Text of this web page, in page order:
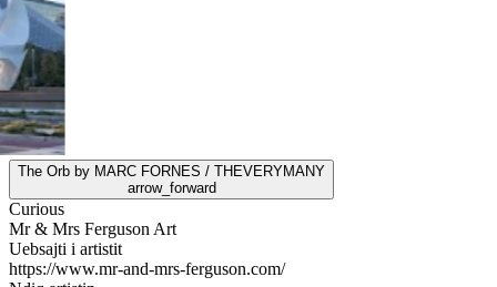
The Orb by MARC FORNES / THEVERYMANY
arrow_forward
Curious
Mr & Mrs Ferguson Art
Uebsajti i artistit
https://www.mr-and-mrs-ferguson.com/